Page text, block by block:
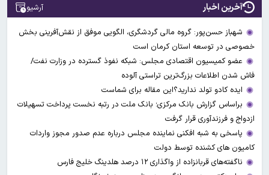
آخرین اخبار آرشیو
شهباز حسن‌پور: گروه مالی گردشگری، الگویی موفق از نقش‌آفرینی بخش
خصوصی در توسعه استان کرمان است
عضو کمیسیون اقتصادی مجلس: شبکه نفوذ گسترده در وزارت نفت/
فاش شدن اطلاعات بزرگ‌ترین تراستی‌ آلوده
ایده کادو تولد ندارید؟این مقاله برای شماست
براساس گزارش بانک مرکزی؛ بانک ملت در رتبه نخست پرداخت تسهیلات
ازدواج و فرزندآوری قرار گرفت
پاسخی به شبه افکنی نماینده مجلس درباره عدم صدور مجوز واردات
کامیون های کشنده توسط دولت
ناگفته‌های قربانزاده از واگذاری ۱۲ درصد هلدینگ خلیج فارس